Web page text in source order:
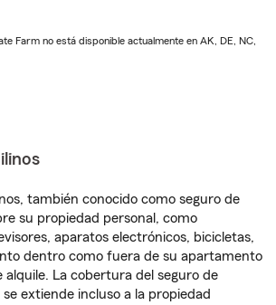
Farm no está disponible actualmente en AK, DE, NC,
también conocido como seguro de
su propiedad personal, como
aparatos electrónicos, bicicletas,
dentro como fuera de su apartamento
alquile. La cobertura del seguro de
extiende incluso a la propiedad